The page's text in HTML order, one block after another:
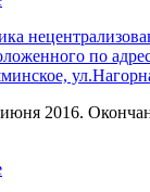
по
2016.